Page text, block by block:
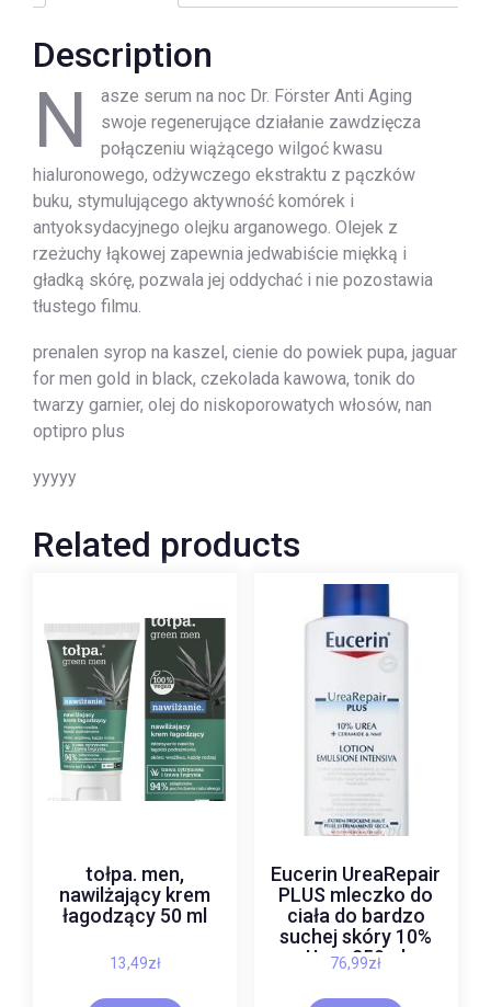
Description
N
asze serum na noc Dr. Förster Anti Aging
swoje regenerujące działanie zawdzięcza
połączeniu wiążącego wilgoć kwasu
hialuronowego, odżywczego ekstraktu z pączków
buku, stymulującego aktywność komórek i
antyoksydacyjnego olejku arganowego. Olejek z
rzeżuchy łąkowej zapewnia jedwabiście miękką i
gładką skórę, pozwala jej oddychać i nie pozostawia
tłustego filmu.
prenalen syrop na kaszel, cienie do powiek pupa, jaguar
for men gold in black, czekolada kawowa, tonik do
twarzy garnier, olej do niskoporowatych włosów, nan
optipro plus
yyyyy
Related products
tołpa. men,
nawilżający krem
łagodzący 50 ml
13,49zł
Eucerin UreaRepair
PLUS mleczko do
ciała do bardzo
suchej skóry 10%
Urea 250ml
76,99zł